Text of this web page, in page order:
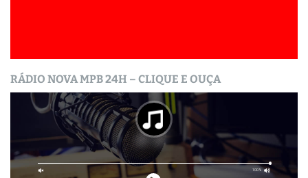
RÁDIO NOVA MPB 24H – CLIQUE E OUÇA